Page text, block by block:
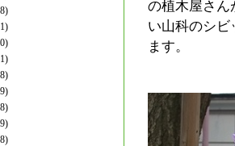
の植木屋さん
い山科のシ
ます。